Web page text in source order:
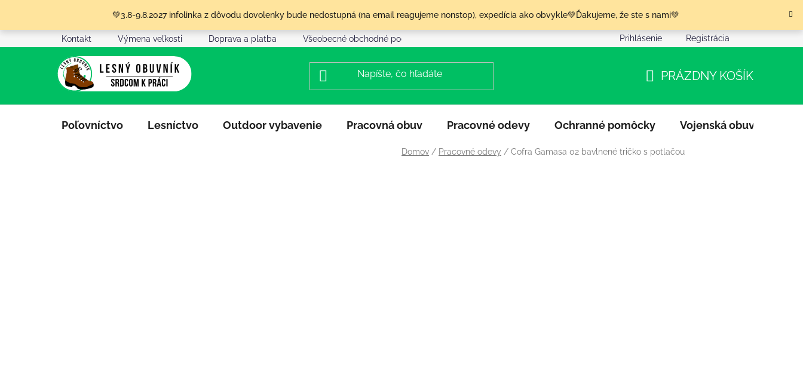
obsah
💚3.8-9.8.2027 infolinka z dôvodu dovolenky bude nedostupná (na email reagujeme nonstop), expedícia ako obvykle💚Ďakujeme, že ste s nami💚
Kontakt Výmena veľkosti Doprava a platba Všeobecné obchodné podmienky Podmienky ochrany osobných údajov
Prihlásenie Registrácia
KOŠÍK
PRÁZDNY KOŠÍK
Poľovníctvo Lesníctvo Outdoor vybavenie Pracovná obuv Pracovné odevy Ochranné pomôcky Vojenská obuv
Domov / Pracovné odevy / Cofra Gamasa 02 bavlnené tričko s potlačou